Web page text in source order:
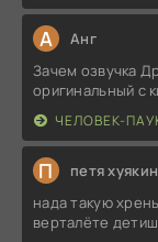
А Анг
Зачем озвучка
оригинальный с
ЧЕЛОВЕК-
П петя хуякин
нада такую
верталёте